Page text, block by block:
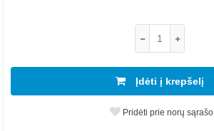
Įdėti į krepšelį
Pridėti prie norų sąrašo